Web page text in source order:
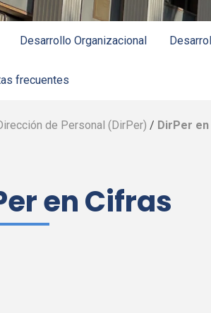
Desarrollo Organizacional
frecuentes
de Personal (DirPer) / DirPer
en Cifras